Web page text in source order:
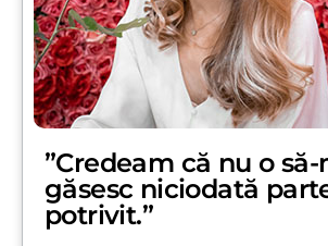
”Credeam că nu o să-
găsesc niciodată
potrivit.”